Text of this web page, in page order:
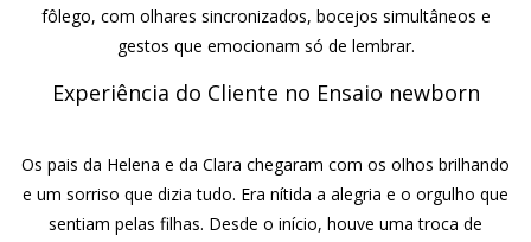
fôlego, com olhares sincronizados, bocejos simultâneos e
gestos que emocionam só de lembrar.
Experiência do Cliente no Ensaio newborn
Os pais da Helena e da Clara chegaram com os olhos brilhando
e um sorriso que dizia tudo. Era nítida a alegria e o orgulho que
sentiam pelas filhas. Desde o início, houve uma troca de